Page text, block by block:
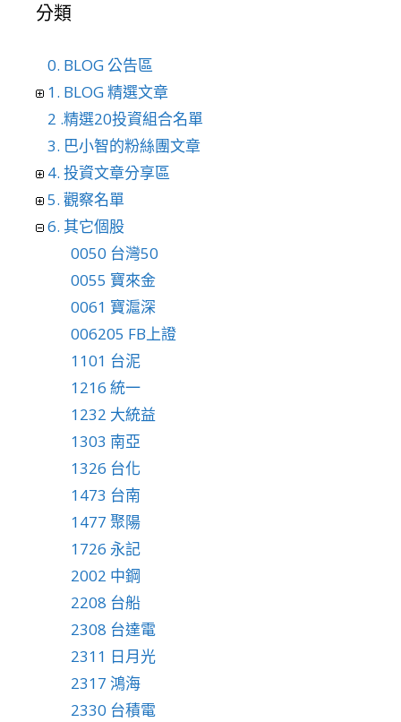
分類
0. BLOG 公告區
1. BLOG 精選文章
2 .精選20投資組合名單
3. 巴小智的粉絲團文章
4. 投資文章分享區
5. 觀察名單
6. 其它個股
0050 台灣50
0055 寶來金
0061 寶滬深
006205 FB上證
1101 台泥
1216 統一
1232 大統益
1303 南亞
1326 台化
1473 台南
1477 聚陽
1726 永記
2002 中鋼
2208 台船
2308 台達電
2311 日月光
2317 鴻海
2330 台積電